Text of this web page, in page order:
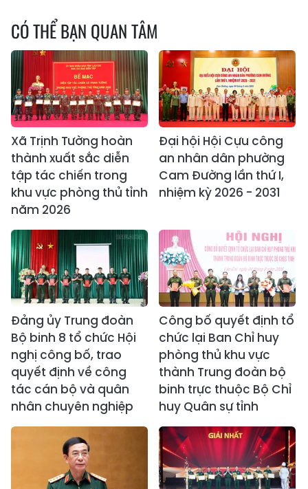
CÓ THỂ BẠN QUAN TÂM
Xã Trịnh Tường hoàn
thành xuất sắc diễn
tập tác chiến trong
khu vực phòng thủ tỉnh
năm 2026
Đại hội Hội Cựu công
an nhân dân phường
Cam Đường lần thứ I,
nhiệm kỳ 2026 - 2031
Đảng ủy Trung đoàn
Bộ binh 8 tổ chức Hội
nghị công bố, trao
quyết định về công
tác cán bộ và quân
nhân chuyên nghiệp
Công bố quyết định tổ
chức lại Ban Chỉ huy
phòng thủ khu vực
thành Trung đoàn bộ
binh trực thuộc Bộ Chỉ
huy Quân sự tỉnh